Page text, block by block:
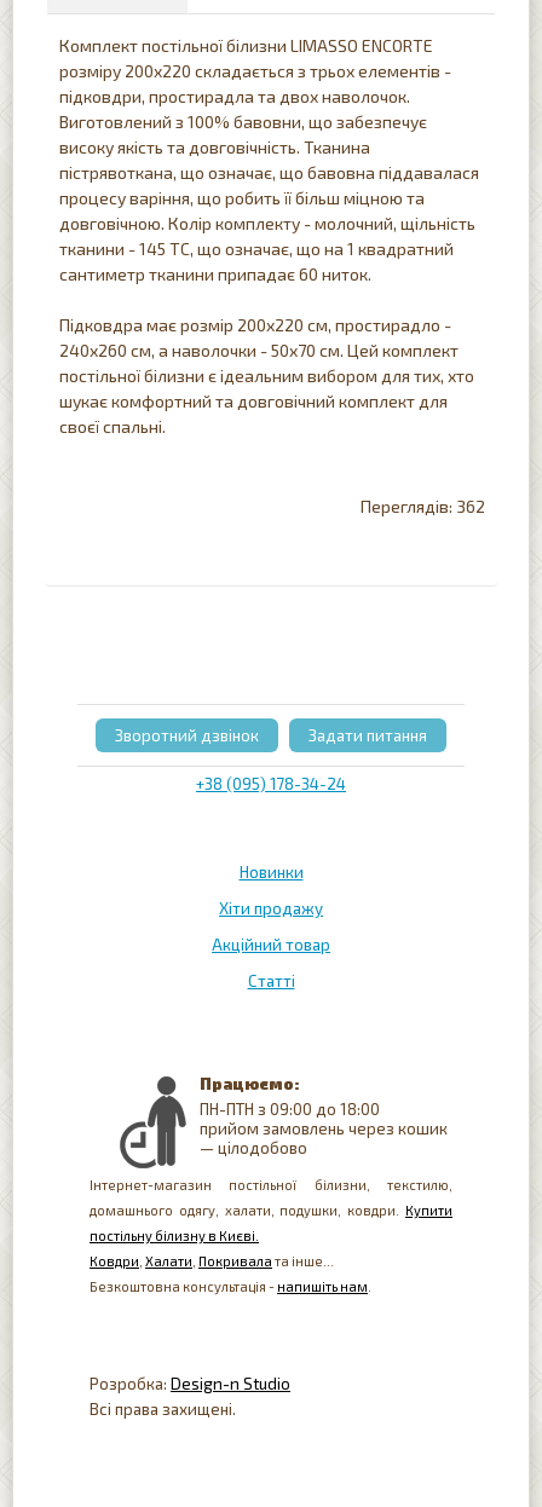
Комплект постільної білизни LIMASSO ENCORTE
розміру 200x220 складається з трьох елементів -
підковдри, простирадла та двох наволочок.
Виготовлений з 100% бавовни, що забезпечує
високу якість та довговічність. Тканина
пістрявоткана, що означає, що бавовна піддавалася
процесу варіння, що робить її більш міцною та
довговічною. Колір комплекту - молочний, щільність
тканини - 145 ТС, що означає, що на 1 квадратний
сантиметр тканини припадає 60 ниток.
Підковдра має розмір 200х220 см, простирадло -
240х260 см, а наволочки - 50х70 см. Цей комплект
постільної білизни є ідеальним вибором для тих, хто
шукає комфортний та довговічний комплект для
своєї спальні.
362
Новинки
Хіти продажу
Акційний товар
Статті
+38 (095) 178-34-24
Зворотний дзвінок Задати питання
Працюємо:
ПН-ПТН з 09:00 до 18:00
прийом замовлень через кошик
— цілодобово
Інтернет-магазин постільної білизни, текстилю,
домашнього одягу, халати, подушки, ковдри. Купити
постільну білизну в Києві.
Ковдри Халати Покривала та інше...
Безкоштовна консультація - напишіть нам
Розробка: Design-n Studio
Всі права захищені.